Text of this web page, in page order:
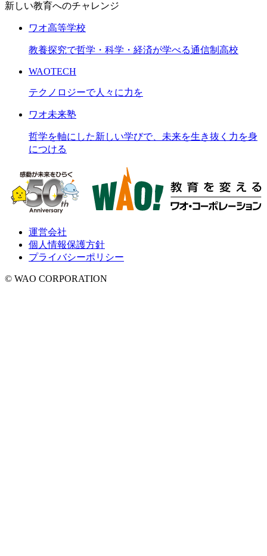
新しい教育へのチャレンジ
ワオ高等学校
教養探究で哲学・科学・経済が学べる通信制高校
WAOTECH
テクノロジーで人々に力を
ワオ未来塾
哲学を軸にした新しい学びで、未来を生き抜く力を身
につける
運営会社
個人情報保護方針
プライバシーポリシー
© WAO CORPORATION